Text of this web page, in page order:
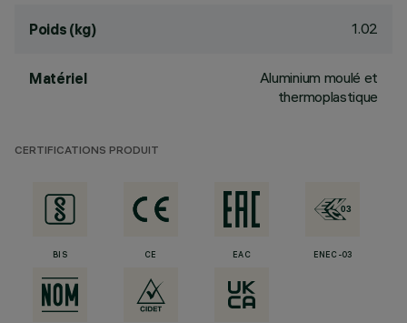
Poids (kg) 1.02
Matériel
Aluminium moulé et
thermoplastique
CERTIFICATIONS PRODUIT
BIS CE EAC ENEC-03